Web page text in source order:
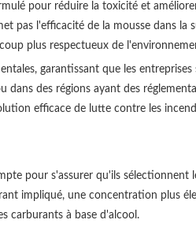
pour réduire la toxicité et
l'efficacité de la mousse dans la
plus respectueux de
garantissant que les
des régions ayant des
efficace de lutte contre les
pour s'assurer qu'ils sélectionnent
impliqué, une concentration plus
carburants à base d'alcool.